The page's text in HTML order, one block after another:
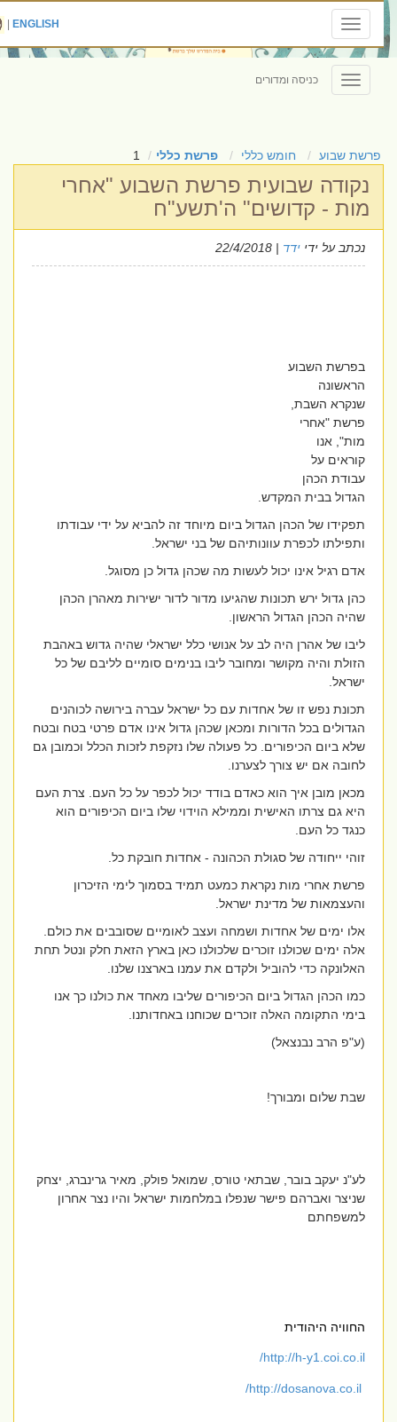
Toggle
navigation
ENGLISH
|
Toggle
navigation
כניסה ומדורים
פרשת שבוע חומש כללי פרשת כללי 1
נקודה שבועית פרשת השבוע "אחרי
מות - קדושים" ה'תשע"ח
נכתב על ידיידד| 22/4/2018
בפרשת השבוע
הראשונה
שנקרא השבת,
פרשת "אחרי
מות", אנו
קוראים על
עבודת הכהן
הגדול בבית המקדש.
תפקידו של הכהן הגדול ביום מיוחד זה להביא על ידי עבודתו
ותפילתו לכפרת עוונותיהם של בני ישראל.
אדם רגיל אינו יכול לעשות מה שכהן גדול כן מסוגל.
כהן גדול ירש תכונות שהגיעו מדור לדור ישירות מאהרן הכהן
שהיה הכהן הגדול הראשון.
ליבו של אהרן היה לב על אנושי כלל ישראלי שהיה גדוש באהבת
הזולת והיה מקושר ומחובר ליבו בנימים סומיים לליבם של כל
ישראל.
תכונת נפש זו של אחדות עם כל ישראל עברה בירושה לכוהנים
הגדולים בכל הדורות ומכאן שכהן גדול אינו אדם פרטי בטח ובטח
שלא ביום הכיפורים. כל פעולה שלו נזקפת לזכות הכלל וכמובן גם
לחובה אם יש צורך לצערנו.
מכאן מובן איך הוא כאדם בודד יכול לכפר על כל העם. צרת העם
היא גם צרתו האישית וממילא הוידוי שלו ביום הכיפורים הוא
כנגד כל העם.
זוהי ייחודה של סגולת הכהונה - אחדות חובקת כל.
פרשת אחרי מות נקראת כמעט תמיד בסמוך לימי הזיכרון
והעצמאות של מדינת ישראל.
אלו ימים של אחדות ושמחה ועצב לאומיים שסובבים את כולם.
אלה ימים שכולנו זוכרים שלכולנו כאן בארץ הזאת חלק ונטל תחת
האלונקה כדי להוביל ולקדם את עמנו בארצנו שלנו.
כמו הכהן הגדול ביום הכיפורים שליבו מאחד את כולנו כך אנו
בימי התקומה האלה זוכרים שכוחנו באחדותנו.
(ע"פ הרב נבנצאל)
שבת שלום ומבורך!
לע"נ יעקב בובר, שבתאי טורס, שמואל פולק, מאיר גרינברג, יצחק
שניצר ואברהם פישר שנפלו במלחמות ישראל והיו נצר אחרון
למשפחתם
החוויה היהודית
http://h-y1.coi.co.il
/
http://dosanova.co.il
/